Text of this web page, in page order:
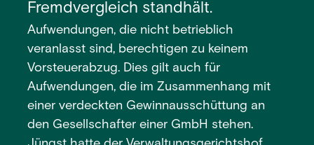
Fremdvergleich standhält.
Aufwendungen, die nicht betrieblich
veranlasst sind, berechtigen zu keinem
Vorsteuerabzug. Dies gilt auch für
Aufwendungen, die im Zusammenhang mit
einer verdeckten Gewinnausschüttung an
den Gesellschafter einer GmbH stehen.